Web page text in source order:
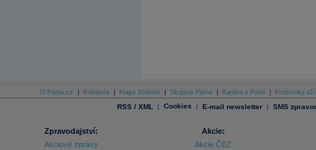
O Patria.cz Reklama Mapa Stránek Skupina Patria Kariéra v Patrii Podmínky
RSS / XML | Cookies | E-mail newsletter | SMS
Zpravodajství:
Akciové zprávy
Akcie:
Akcie ČEZ